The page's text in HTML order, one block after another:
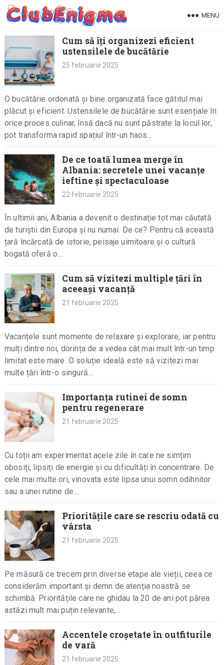
Skip
MENU
Cum să îți organizezi eficient
ustensilele de bucătărie
25 februarie 2025
O bucătărie ordonată și bine organizată face gătitul mai
plăcut și eficient. Ustensilele de bucătărie sunt esențiale în
orice proces culinar, însă dacă nu sunt păstrate la locul lor,
pot transforma rapid spațiul într-un haos…
De ce toată lumea merge în
Albania: secretele unei vacanțe
ieftine și spectaculoase
22 februarie 2025
În ultimii ani, Albania a devenit o destinație tot mai căutată
de turiștii din Europa și nu numai. De ce? Pentru că această
țară încărcată de istorie, peisaje uimitoare și o cultură
bogată oferă o…
Cum să vizitezi multiple țări în
aceeași vacanță
21 februarie 2025
Vacanțele sunt momente de relaxare și explorare, iar pentru
mulți dintre noi, dorința de a vedea cât mai mult într-un timp
limitat este mare. O soluție ideală este să vizitezi mai
multe țări într-o singură…
Importanța rutinei de somn
pentru regenerare
21 februarie 2025
Cu toții am experimentat acele zile în care ne simțim
obosiți, lipsiți de energie și cu dificultăți în concentrare. De
cele mai multe ori, vinovata este lipsa unui somn odihnitor
sau a unei rutine de…
Prioritățile care se rescriu odată cu
vârsta
21 februarie 2025
Pe măsură ce trecem prin diverse etape ale vieții, ceea ce
considerăm important și demn de atenția noastră se
schimbă. Prioritățile care ne ghidau la 20 de ani pot părea
astăzi mult mai puțin relevante,…
Accentele croșetate în outfiturile
de vară
21 februarie 2025